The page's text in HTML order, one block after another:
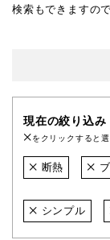
検索もできますの
現在の絞り込み
をクリックすると
断熱
シンプル